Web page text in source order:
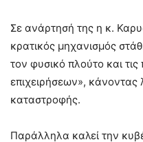
Σε ανάρτησή της η κ.
κρατικός μηχανισμός
τον φυσικό πλούτο και τις
επιχειρήσεων», κάνοντας
καταστροφής.
Παράλληλα καλεί την